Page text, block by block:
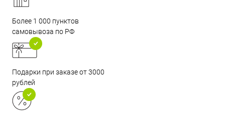
Более 1 000 пунктов
самовывоза по РФ
Подарки при заказе от 3000
рублей